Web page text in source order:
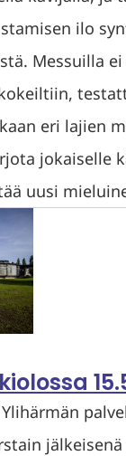
ilo
Messuilla
eri lajien
jokaiselle
uusi